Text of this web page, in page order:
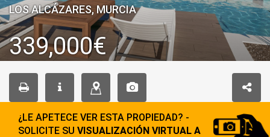
LOS ALCÁZARES, MURCIA
339,000€
¿LE APETECE VER ESTA PROPIEDAD? -
SOLICITE SU VISUALIZACIÓN VIRTUAL A